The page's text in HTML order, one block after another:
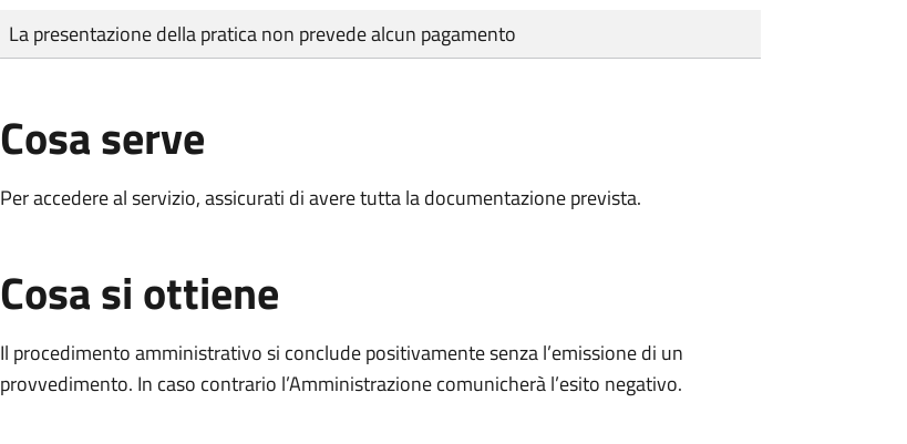
Tipo di pagamento
Importo
La presentazione della pratica non prevede alcun pagamento
Cosa serve
Per accedere al servizio, assicurati di avere tutta la documentazione prevista.
Cosa si ottiene
Il procedimento amministrativo si conclude positivamente senza l’emissione di un
provvedimento. In caso contrario l’Amministrazione comunicherà l’esito negativo.